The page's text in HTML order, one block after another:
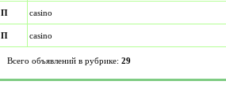
П casino
П casino
Всего объявлений в рубрике: 29